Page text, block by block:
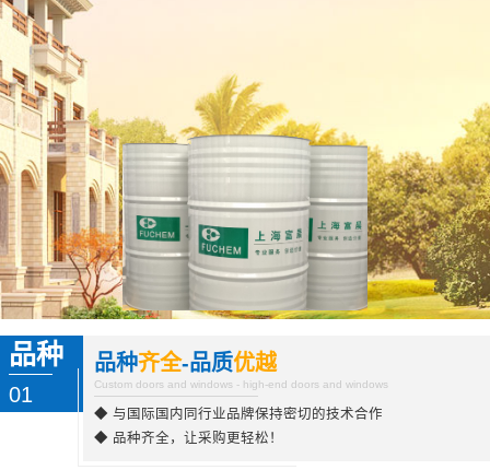
品种
01
品种齐全-品质优越
Custom doors and windows - high-end doors and windows
◆ 与国际国内同行业品牌保持密切的技术合作
◆ 品种齐全，让采购更轻松！